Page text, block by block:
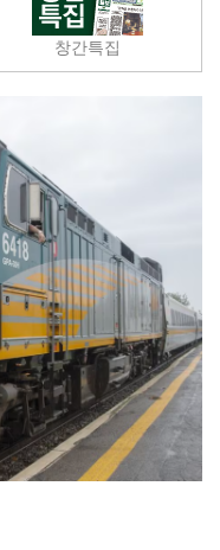
창간특집